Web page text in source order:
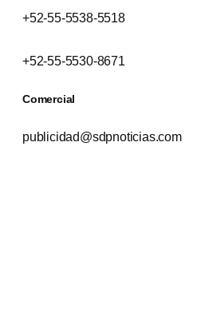
+52-55-5538-5518
+52-55-5530-8671
Comercial
publicidad@sdpnoticias.com